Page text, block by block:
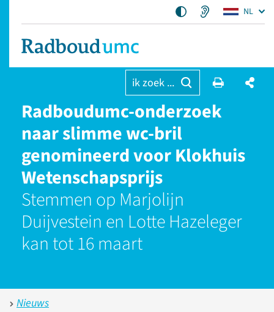
NL
ik zoek ...
Radboudumc-onderzoek
naar slimme wc-bril
genomineerd voor Klokhuis
Wetenschapsprijs
Stemmen op Marjolijn
Duijvestein en Lotte Hazeleger
kan tot 16 maart
Nieuws